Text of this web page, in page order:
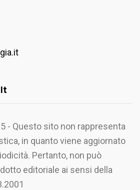
- Questo sito non rappresenta
in quanto viene aggiornato
Pertanto, non può
editoriale ai sensi della